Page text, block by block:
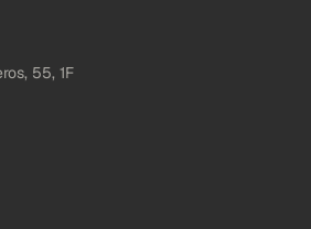
55, 1F